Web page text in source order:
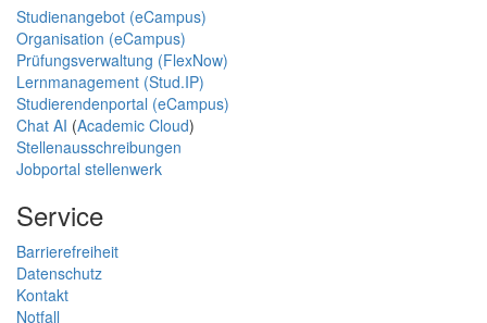
Studienangebot (eCampus)
Organisation (eCampus)
Prüfungsverwaltung (FlexNow)
Lernmanagement (Stud.IP)
Studierendenportal (eCampus)
Chat AI (Academic Cloud)
Stellenausschreibungen
Jobportal stellenwerk
Service
Barrierefreiheit
Datenschutz
Kontakt
Notfall